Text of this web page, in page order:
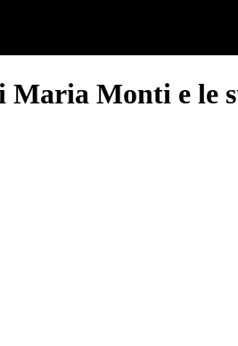
Monti e le